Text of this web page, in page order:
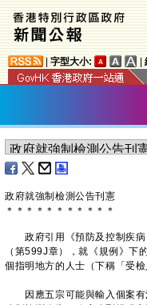
字型大小:
政府就強制檢測公告刊憲
＊ ＊ ＊ ＊ ＊ ＊ ＊ ＊ ＊ ＊ ＊
政府引用《預防及控制疾病
（第599J章），就《規例》下
個指明地方的人士（下稱「受
因應五宗可能與輸入個案有